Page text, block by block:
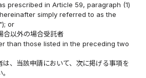
prescribed in Article 59, paragraph (1)
simply referred to as the
or
合以外の場合受託者
than those listed in the preceding two
は、当該申請において、次に掲げる事項を